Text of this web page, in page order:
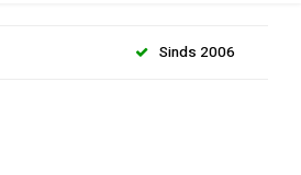
Sinds 2006